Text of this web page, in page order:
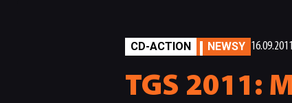
CD-ACTION NEWSY 16.09.2011
TGS 2011: